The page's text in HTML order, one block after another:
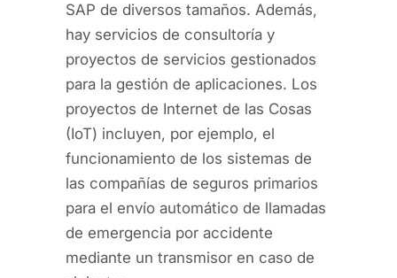
SAP de diversos tamaños. Además,
hay servicios de consultoría y
proyectos de servicios gestionados
para la gestión de aplicaciones. Los
proyectos de Internet de las Cosas
(IoT) incluyen, por ejemplo, el
funcionamiento de los sistemas de
las compañías de seguros primarios
para el envío automático de llamadas
de emergencia por accidente
mediante un transmisor en caso de